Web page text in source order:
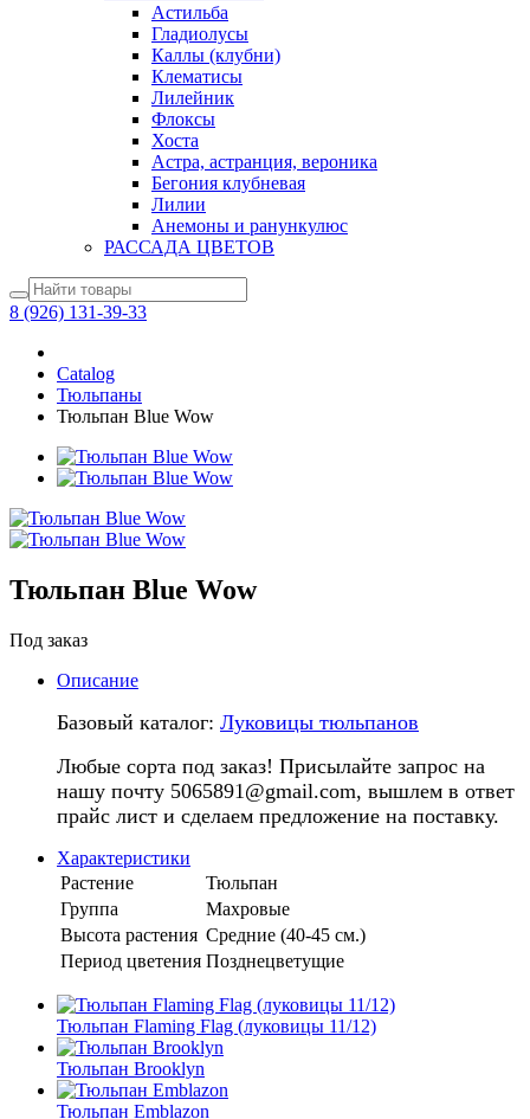
Астильба
Гладиолусы
Каллы (клубни)
Клематисы
Лилейник
Флоксы
Хоста
Астра, астранция, вероника
Бегония клубневая
Лилии
Анемоны и ранункулюс
РАССАДА ЦВЕТОВ
8 (926) 131-39-33
Catalog
Тюльпаны
Тюльпан Blue Wow
Тюльпан Blue Wow
Под заказ
Описание
Базовый каталог: Луковицы тюльпанов
Любые сорта под заказ! Присылайте запрос на
нашу почту 5065891@gmail.com, вышлем в ответ
прайс лист и сделаем предложение на поставку.
Характеристики
Растение
Тюльпан
Группа
Махровые
Высота растения Средние (40-45 см.)
Период цветения Позднецветущие
Тюльпан Flaming Flag (луковицы 11/12)
Тюльпан Brooklyn
Тюльпан Emblazon